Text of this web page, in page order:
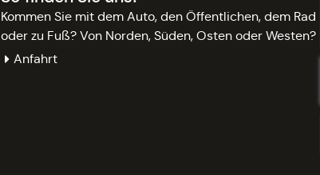
Kommen Sie mit dem Auto, den Öffentlichen, dem Rad
oder zu Fuß? Von Norden, Süden, Osten oder Westen?
Anfahrt